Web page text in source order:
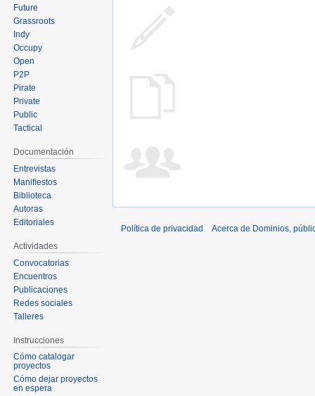
Future
Grassroots
Indy
Occupy
Open
P2P
Pirate
Private
Public
Tactical
Documentación
Entrevistas
Manifiestos
Biblioteca
Autoras
Editoriales
Actividades
Convocatorias
Encuentros
Publicaciones
Redes sociales
Talleres
Instrucciones
Cómo catalogar
proyectos
Cómo dejar proyectos
en espera
Política de privacidad Acerca de Dominios,